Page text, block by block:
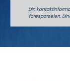
Din
forespørselen.